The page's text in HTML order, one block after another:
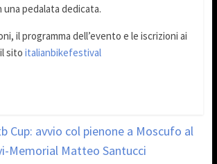
una pedalata dedicata.
il programma dell’evento e le iscrizioni ai
sito italianbikefestival
Cup: avvio col pienone a Moscufo al
Memorial Matteo Santucci